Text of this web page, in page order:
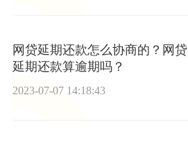
网贷延期还款怎么协商的？网贷
延期还款算逾期吗？
2023-07-07 14:18:43